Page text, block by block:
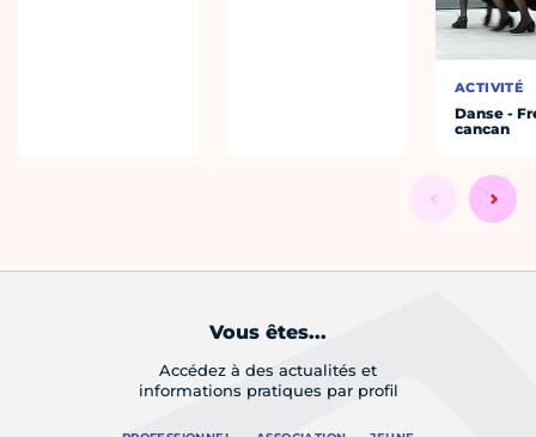
ACTIVITÉ
Danse -
cancan
Vous êtes...
Accédez à des actualités et
informations pratiques par profil